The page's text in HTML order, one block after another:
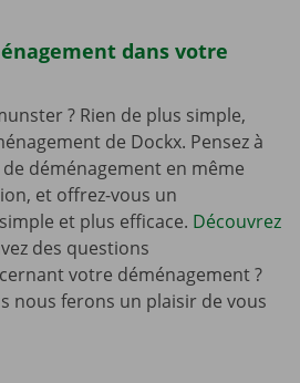
dans votre
? Rien de plus simple,
de Dockx. Pensez à
déménagement en même
et offrez-vous un
et plus efficace. Découvrez
des questions
votre déménagement ?
nous ferons un plaisir de vous